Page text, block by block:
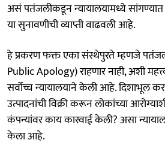
असं पतंजलीकडून न्यायालयामध्ये
या सुनावणीची व्याप्ती वाढवली आहे.
हे प्रकरण फक्त एका संस्थेपुरते म्हणजे
Public Apology) राहणार नाही, अशी
सर्वोच्च न्यायालयाने केली आहे. दिशाभूल
उत्पादनांची विक्री करून लोकांच्या
कंपन्यांवर काय कारवाई केली? असा
केला आहे.